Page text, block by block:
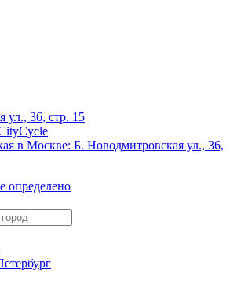
ул., 36, стр. 15
в Москве: Б. Новодмитровская ул., 36,
определено